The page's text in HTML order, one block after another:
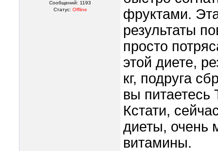
Сообщений: 1193
Статус: Offline
фруктами.
результаты
просто
этой диете,
кг, подруга
вы
Кстати,
диеты, очень
витамины.